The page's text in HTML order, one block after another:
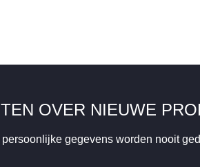
OVER NIEUWE
gegevens worden nooit